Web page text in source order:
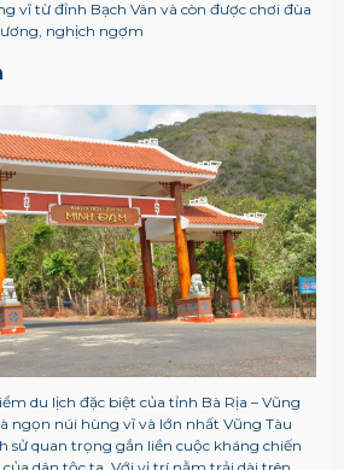
vĩ từ đỉnh Bạch Vân và còn được chơi đùa
nghịch ngợm
du lịch đặc biệt của tỉnh Bà Rịa – Vũng
ngọn núi hùng vĩ và lớn nhất Vũng Tàu
sử quan trọng gắn liền cuộc kháng chiến